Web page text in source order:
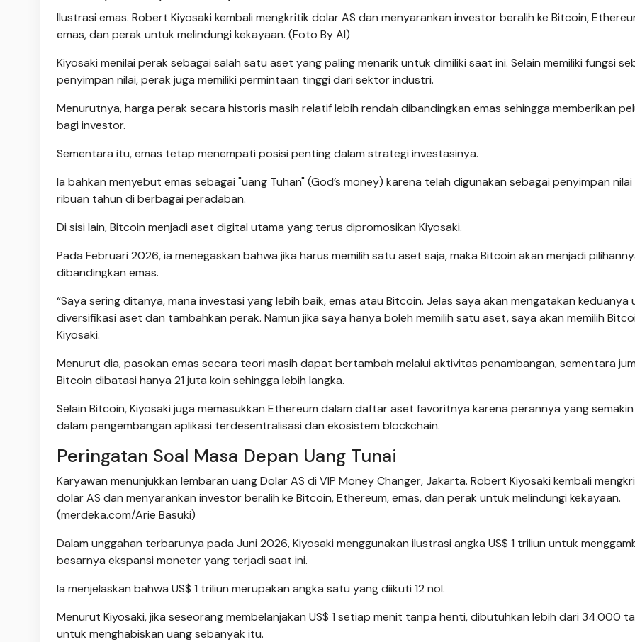
Ilustrasi emas. Robert Kiyosaki kembali mengkritik dolar AS dan menyarankan investor beralih ke Bitcoin,
emas, dan perak untuk melindungi kekayaan. (Foto By AI)
Kiyosaki menilai perak sebagai salah satu aset yang paling menarik untuk dimiliki saat ini. Selain memiliki fungsi
penyimpan nilai, perak juga memiliki permintaan tinggi dari sektor industri.
Menurutnya, harga perak secara historis masih relatif lebih rendah dibandingkan emas sehingga memberikan
bagi investor.
Sementara itu, emas tetap menempati posisi penting dalam strategi investasinya.
Ia bahkan menyebut emas sebagai "uang Tuhan" (God’s money) karena telah digunakan sebagai penyimpan nilai
ribuan tahun di berbagai peradaban.
Di sisi lain, Bitcoin menjadi aset digital utama yang terus dipromosikan Kiyosaki.
Pada Februari 2026, ia menegaskan bahwa jika harus memilih satu aset saja, maka Bitcoin akan menjadi
dibandingkan emas.
“Saya sering ditanya, mana investasi yang lebih baik, emas atau Bitcoin. Jelas saya akan mengatakan keduanya
diversifikasi aset dan tambahkan perak. Namun jika saya hanya boleh memilih satu aset, saya akan memilih
Kiyosaki.
Menurut dia, pasokan emas secara teori masih dapat bertambah melalui aktivitas penambangan, sementara
Bitcoin dibatasi hanya 21 juta koin sehingga lebih langka.
Selain Bitcoin, Kiyosaki juga memasukkan Ethereum dalam daftar aset favoritnya karena perannya yang
dalam pengembangan aplikasi terdesentralisasi dan ekosistem blockchain.
Peringatan Soal Masa Depan Uang Tunai
Karyawan menunjukkan lembaran uang Dolar AS di VIP Money Changer, Jakarta. Robert Kiyosaki kembali
dolar AS dan menyarankan investor beralih ke Bitcoin, Ethereum, emas, dan perak untuk melindungi kekayaan.
(merdeka.com/Arie Basuki)
Dalam unggahan terbarunya pada Juni 2026, Kiyosaki menggunakan ilustrasi angka US$ 1 triliun untuk
besarnya ekspansi moneter yang terjadi saat ini.
Ia menjelaskan bahwa US$ 1 triliun merupakan angka satu yang diikuti 12 nol.
Menurut Kiyosaki, jika seseorang membelanjakan US$ 1 setiap menit tanpa henti, dibutuhkan lebih dari 34.000
untuk menghabiskan uang sebanyak itu.